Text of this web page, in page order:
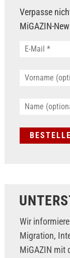
Verpasse
MiGAZIN-
Wir
Migration,
MiGAZIN mit